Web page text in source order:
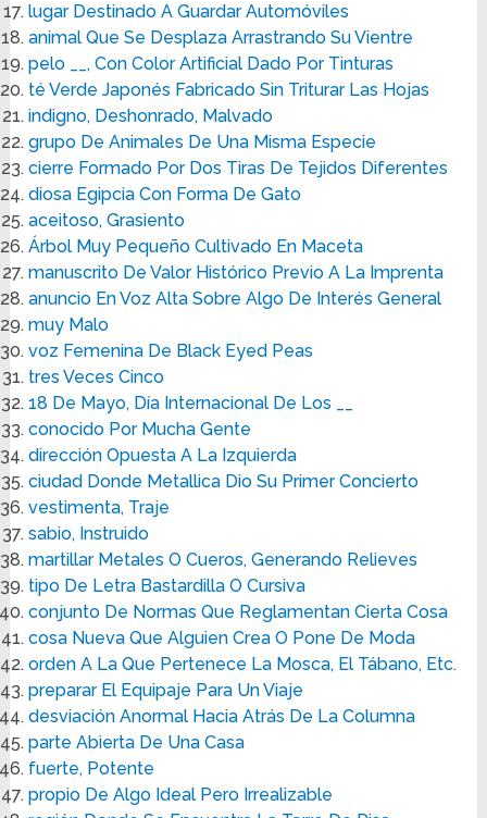
lugar Destinado A Guardar Automóviles
animal Que Se Desplaza Arrastrando Su Vientre
pelo __, Con Color Artificial Dado Por Tinturas
té Verde Japonés Fabricado Sin Triturar Las Hojas
indigno, Deshonrado, Malvado
grupo De Animales De Una Misma Especie
cierre Formado Por Dos Tiras De Tejidos Diferentes
diosa Egipcia Con Forma De Gato
aceitoso, Grasiento
Árbol Muy Pequeño Cultivado En Maceta
manuscrito De Valor Histórico Previo A La Imprenta
anuncio En Voz Alta Sobre Algo De Interés General
muy Malo
voz Femenina De Black Eyed Peas
tres Veces Cinco
18 De Mayo, Día Internacional De Los __
conocido Por Mucha Gente
dirección Opuesta A La Izquierda
ciudad Donde Metallica Dio Su Primer Concierto
vestimenta, Traje
sabio, Instruido
martillar Metales O Cueros, Generando Relieves
tipo De Letra Bastardilla O Cursiva
conjunto De Normas Que Reglamentan Cierta Cosa
cosa Nueva Que Alguien Crea O Pone De Moda
orden A La Que Pertenece La Mosca, El Tábano, Etc.
preparar El Equipaje Para Un Viaje
desviación Anormal Hacia Atrás De La Columna
parte Abierta De Una Casa
fuerte, Potente
propio De Algo Ideal Pero Irrealizable